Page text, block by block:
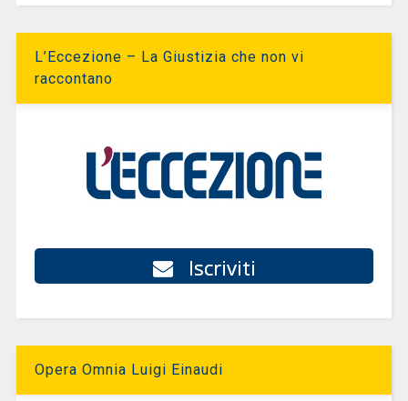
L’Eccezione – La Giustizia che non vi
raccontano
Iscriviti
Opera Omnia Luigi Einaudi